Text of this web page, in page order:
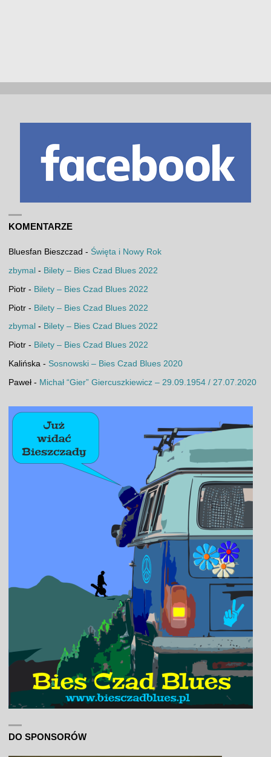
KOMENTARZE
Bluesfan Bieszczad - Święta i Nowy Rok
zbymal - Bilety – Bies Czad Blues 2022
Piotr- Bilety – Bies Czad Blues 2022
Piotr- Bilety – Bies Czad Blues 2022
zbymal - Bilety – Bies Czad Blues 2022
Piotr- Bilety – Bies Czad Blues 2022
Kalińska - Sosnowski – Bies Czad Blues 2020
Paweł- Michał “Gier” Giercuszkiewicz – 29.09.1954 / 27.07.2020
DO SPONSORÓW